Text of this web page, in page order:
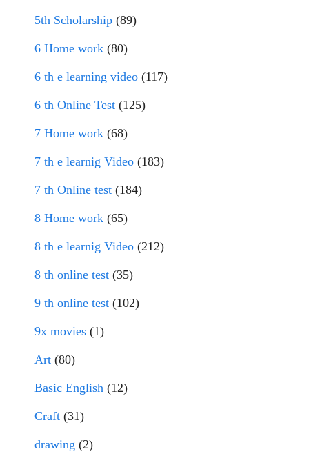
5th Scholarship (89)
6 Home work (80)
6 th e learning video (117)
6 th Online Test (125)
7 Home work (68)
7 th e learnig Video (183)
7 th Online test (184)
8 Home work (65)
8 th e learnig Video (212)
8 th online test (35)
9 th online test (102)
9x movies (1)
Art (80)
Basic English (12)
Craft (31)
drawing (2)